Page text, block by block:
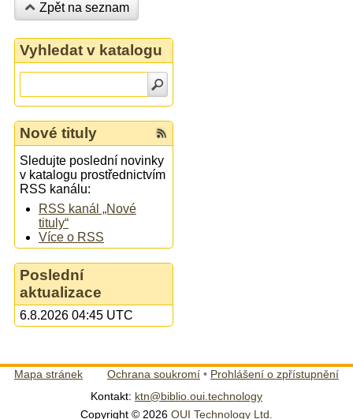
Zpět na seznam
Vyhledat v katalogu
Nové tituly
Sledujte poslední novinky
v katalogu prostřednictvím
RSS kanálu:
RSS kanál „Nové
tituly“
Více o RSS
Poslední
aktualizace
6.8.2026 04:45 UTC
Mapa stránek Ochrana soukromí • Prohlášení o zpřístupnění
Kontakt: ktn@biblio.oui.technology
Copyright © 2026 OUI Technology Ltd.